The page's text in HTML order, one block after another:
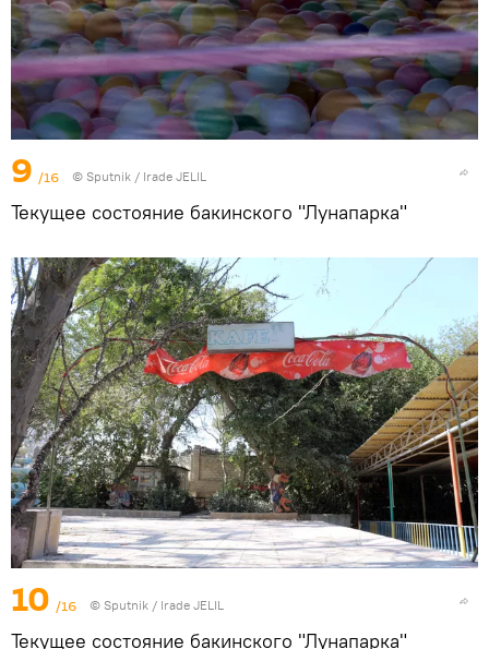
9 /16 © Sputnik / Irade JELIL
Текущее состояние бакинского "Лунапарка"
10 /16 © Sputnik / Irade JELIL
Текущее состояние бакинского "Лунапарка"